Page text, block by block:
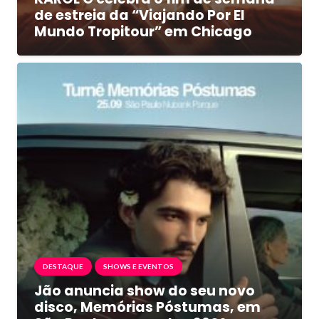
de estreia da “Viajando Por El
Mundo Tropitour” em Chicago
DESTAQUE SHOWS E EVENTOS
Jão anuncia show do seu novo
disco, Memórias Póstumas, em